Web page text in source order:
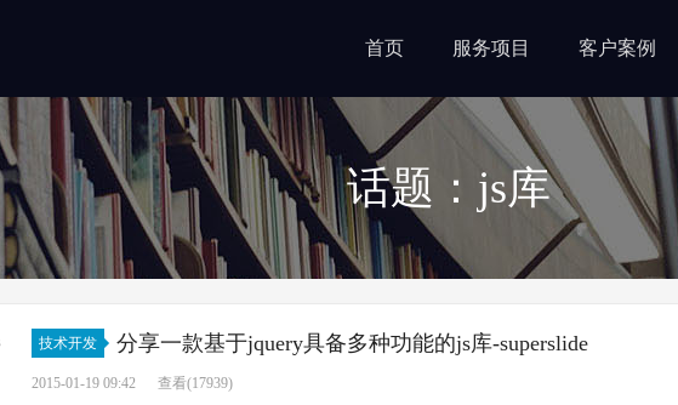
首页 服务项目 客户案例
话题：js库
技术开发 分享一款基于jquery具备多种功能的js库-superslide
2015-01-19 09:42
查看(17939)